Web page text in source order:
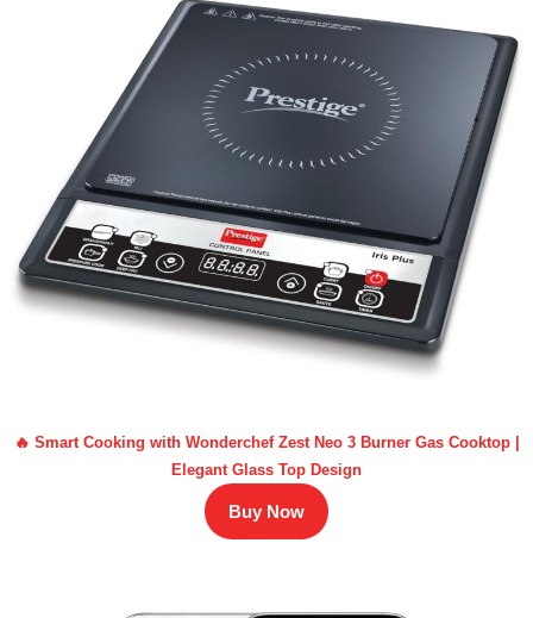
🔥 Smart Cooking with Wonderchef Zest Neo 3 Burner Gas Cooktop |
Elegant Glass Top Design
Buy Now